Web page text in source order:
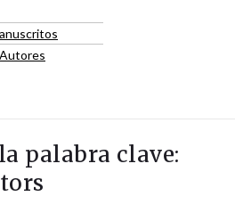
palabra clave: